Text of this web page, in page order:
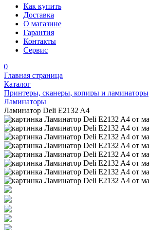
Как купить
Доставка
О магазине
Гарантия
Контакты
Сервис
0
Главная страница
Каталог
Принтеры, сканеры, копиры и ламинаторы
Ламинаторы
Ламинатор Deli E2132 A4